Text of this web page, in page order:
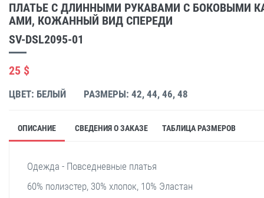
ПЛАТЬЕ С ДЛИННЫМИ РУКАВАМИ С БОКОВЫМИ
АМИ, КОЖАННЫЙ ВИД СПЕРЕДИ
SV-DSL2095-01
25 $
ЦВЕТ: БЕЛЫЙ РАЗМЕРЫ: 42, 44, 46, 48
ОПИСАНИЕ СВЕДЕНИЯ О ЗАКАЗЕ ТАБЛИЦА РАЗМЕРОВ
Одежда - Повседневные платья
60% полиэстер, 30% хлопок, 10% Эластан